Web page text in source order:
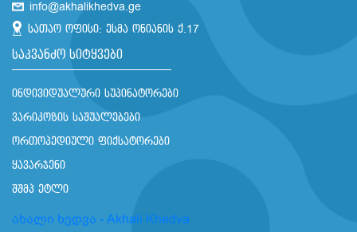
info@akhalikhedva.ge
სათაო ოფისი: ესმა ონიანის ქ.17
საკვანძო სიტყვები
ინდივიდუალური სუპინატორები
ვარიკოზის საშუალებები
ორთოპედიული ფიქსატორები
ყავარჯენი
შშმპ ეტლი
ახალი ხედვა - Akhali Khedva